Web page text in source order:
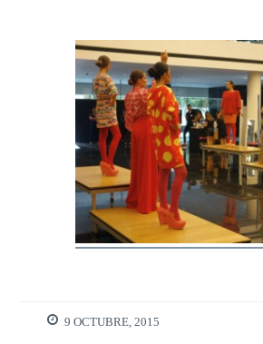
9 OCTUBRE, 2015